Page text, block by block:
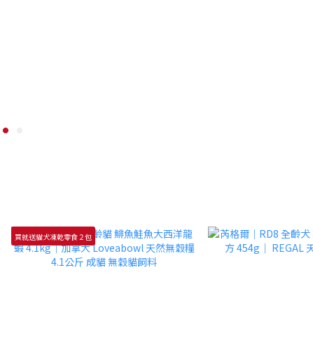
買就送貓犬凍乾零食２包